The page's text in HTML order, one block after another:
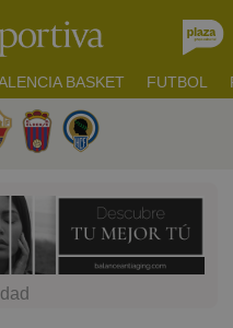
BASKET FUTBOL